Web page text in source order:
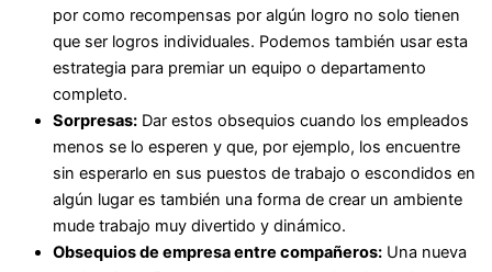
por como recompensas por algún logro no solo tienen
que ser logros individuales. Podemos también usar esta
estrategia para premiar un equipo o departamento
completo.
Sorpresas: Dar estos obsequios cuando los empleados
menos se lo esperen y que, por ejemplo, los encuentre
sin esperarlo en sus puestos de trabajo o escondidos en
algún lugar es también una forma de crear un ambiente
mude trabajo muy divertido y dinámico.
Obsequios de empresa entre compañeros: Una nueva